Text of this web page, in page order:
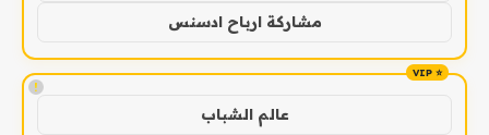
مشاركة ارباح ادسنس
!
عالم الشباب